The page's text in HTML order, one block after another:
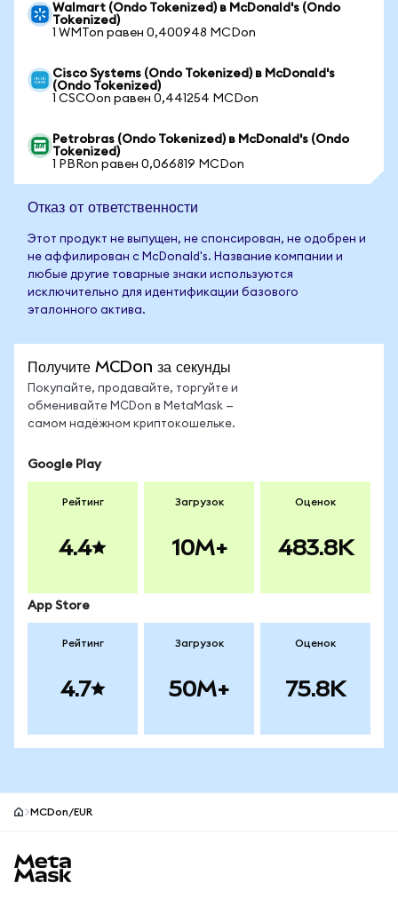
Walmart (Ondo Tokenized) в McDonald's (Ondo
Tokenized)
1 WMTon равен 0,400948 MCDon
Cisco Systems (Ondo Tokenized) в McDonald's
(Ondo Tokenized)
1 CSCOon равен 0,441254 MCDon
Petrobras (Ondo Tokenized) в McDonald's (Ondo
Tokenized)
1 PBRon равен 0,066819 MCDon
Отказ от ответственности
Этот продукт не выпущен, не спонсирован, не одобрен и
не аффилирован с McDonald's. Название компании и
любые другие товарные знаки используются
исключительно для идентификации базового
эталонного актива.
Получите MCDon за секунды
Покупайте, продавайте, торгуйте и
обменивайте MCDon в MetaMask —
самом надёжном криптокошельке.
Google Play
Рейтинг
4.4
Загрузок
10M+
Оценок
483.8K
App Store
Рейтинг
4.7
Загрузок
50M+
Оценок
75.8K
MCDon/EUR